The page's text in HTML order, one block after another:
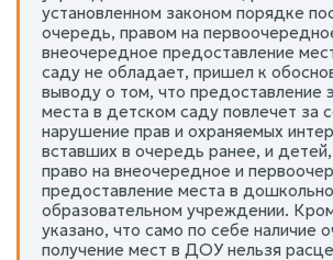
установленном законом порядке
очередь, правом на
внеочередное предоставление
саду не обладает, пришел к
выводу о том, что предоставление
места в детском саду повлечет за
нарушение прав и охраняемых
вставших в очередь ранее, и
право на внеочередное и
предоставление места в
образовательном учреждении.
указано, что само по себе наличие
получение мест в ДОУ нельзя